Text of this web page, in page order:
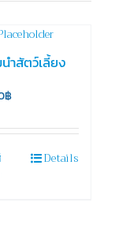
ำสัตว์เลี้ยง
฿
Details